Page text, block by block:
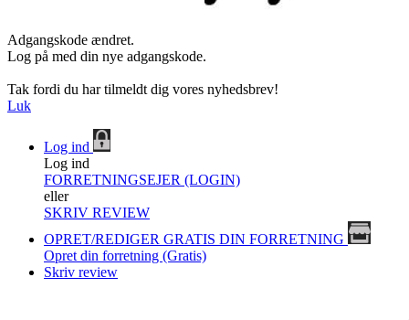
Adgangskode ændret.
Log på med din nye adgangskode.
Tak fordi du har tilmeldt dig vores nyhedsbrev!
Luk
Log ind
Log ind
FORRETNINGSEJER (LOGIN)
eller
SKRIV REVIEW
OPRET/REDIGER GRATIS DIN FORRETNING
Opret din forretning (Gratis)
Skriv review